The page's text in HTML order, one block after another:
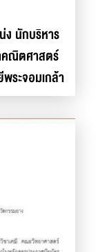
ง นักบริหาร
คณิตศาสตร์
ระจอมเกล้า